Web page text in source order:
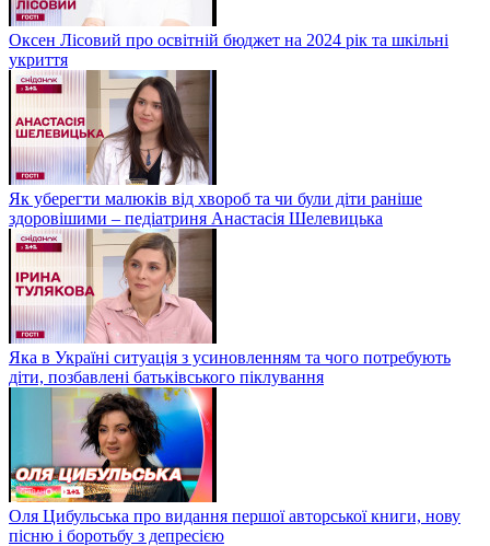
Оксен Лісовий про освітній бюджет на 2024 рік та шкільні
укриття
Як уберегти малюків від хвороб та чи були діти раніше
здоровішими – педіатриня Анастасія Шелевицька
Яка в Україні ситуація з усиновленням та чого потребують
діти, позбавлені батьківського піклування
Оля Цибульська про видання першої авторської книги, нову
пісню і боротьбу з депресією